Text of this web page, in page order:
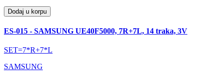
Dodaj u korpu
ES-015 - SAMSUNG UE40F5000, 7R+7L, 14 traka, 3V
SET=7*R+7*L
SAMSUNG